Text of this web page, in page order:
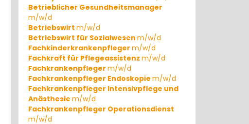
Betrieblicher Gesundheitsmanager
m/w/d
Betriebswirt m/w/d
Betriebswirt für Sozialwesen m/w/d
Fachkinderkrankenpfleger m/w/d
Fachkraft für Pflegeassistenz m/w/d
Fachkrankenpfleger m/w/d
Fachkrankenpfleger Endoskopie m/w/d
Fachkrankenpfleger Intensivpflege und
Anästhesie m/w/d
Fachkrankenpfleger Operationsdienst
m/w/d